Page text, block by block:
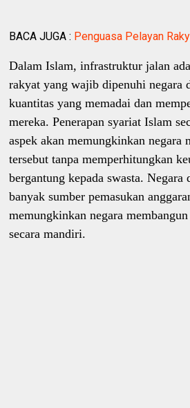
BACA JUGA : Penguasa Pelayan
Dalam Islam, infrastruktur jalan
rakyat yang wajib dipenuhi negara
kuantitas yang memadai dan
mereka. Penerapan syariat Islam
aspek akan memungkinkan negara
tersebut tanpa memperhitungkan
bergantung kepada swasta.
banyak sumber pemasukan
memungkinkan negara
secara mandiri.